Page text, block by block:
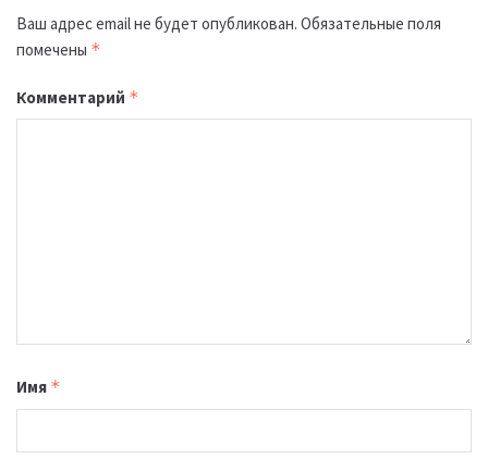
Ваш адрес email не будет опубликован. Обязательные поля
помечены *
Комментарий *
Имя *